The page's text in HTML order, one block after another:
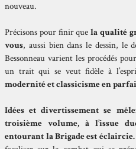
nouveau.
Précisons pour finir quela qualité
vous, aussi bien dans le dessin, le
Bessonneau varient les procédés
un trait qui se veut fidèle à
modernité et classicisme en
Idées et divertissement se
troisième volume, à l’issue
entourant la Brigade est